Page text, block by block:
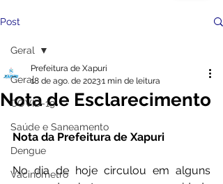
Post
Geral
COVID-19
Saúde e Saneamento
Dengue
Vacinômetro
Geral
Nota de Esclarecimento
Prefeitura de Xapuri
18 de ago. de 20231 min de leitura
Nota da Prefeitura de Xapuri
No dia de hoje circulou em alguns